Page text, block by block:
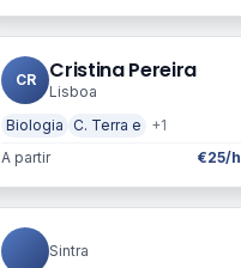
CR Cristina Pereira
Lisboa
Biologia
C. Terra e
+1
A partir
€25/h
Sintra